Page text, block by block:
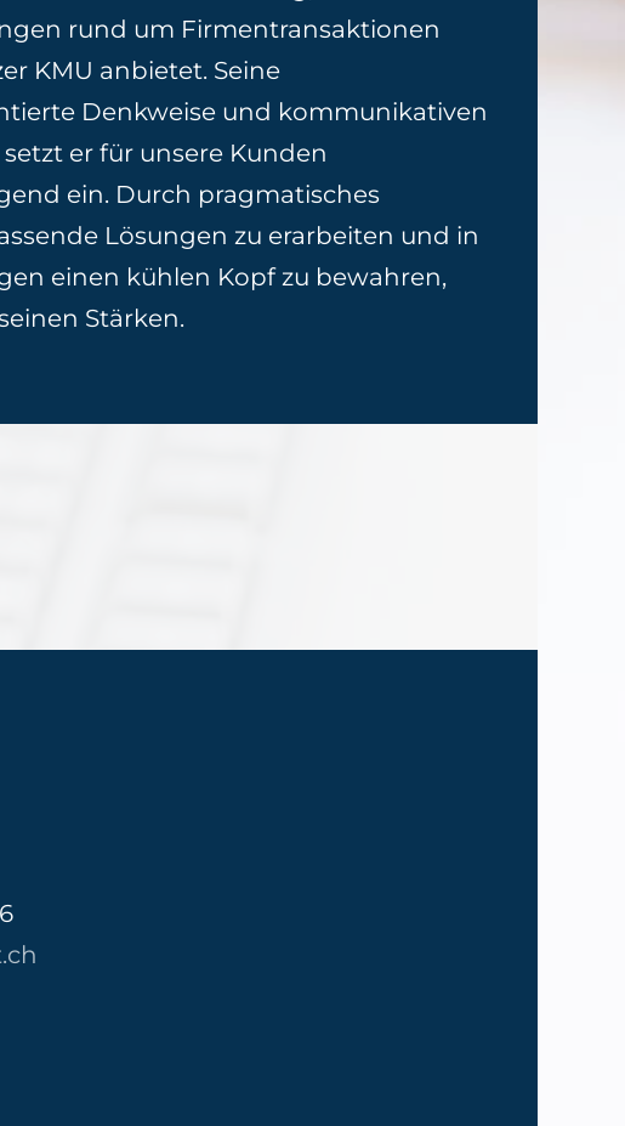
rund um Firmentransaktionen
KMU anbietet. Seine
Denkweise und kommunikativen
er für unsere Kunden
ein. Durch pragmatisches
Lösungen zu erarbeiten und in
einen kühlen Kopf zu bewahren,
Stärken.